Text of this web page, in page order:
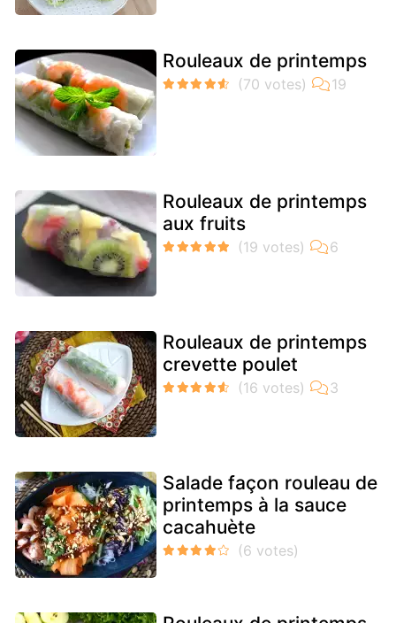
Rouleaux de printemps
Rouleaux de printemps
aux fruits
Rouleaux de printemps
crevette poulet
Salade façon rouleau de
printemps à la sauce
cacahuète